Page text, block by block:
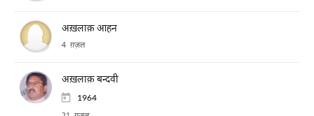
अख़लाक़ आहन
4 ग़ज़ल
अख़लाक़ बन्दवी
1964